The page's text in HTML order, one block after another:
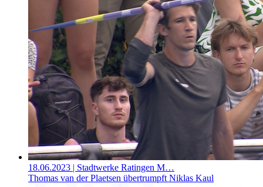
18.06.2023 | Stadtwerke Ratingen M…
Thomas van der Plaetsen übertrumpft Niklas Kaul